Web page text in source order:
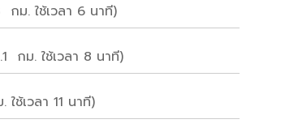
ม. ใช้เวลา 6 นาที)
กม. ใช้เวลา 8 นาที)
ช้เวลา 11 นาที)